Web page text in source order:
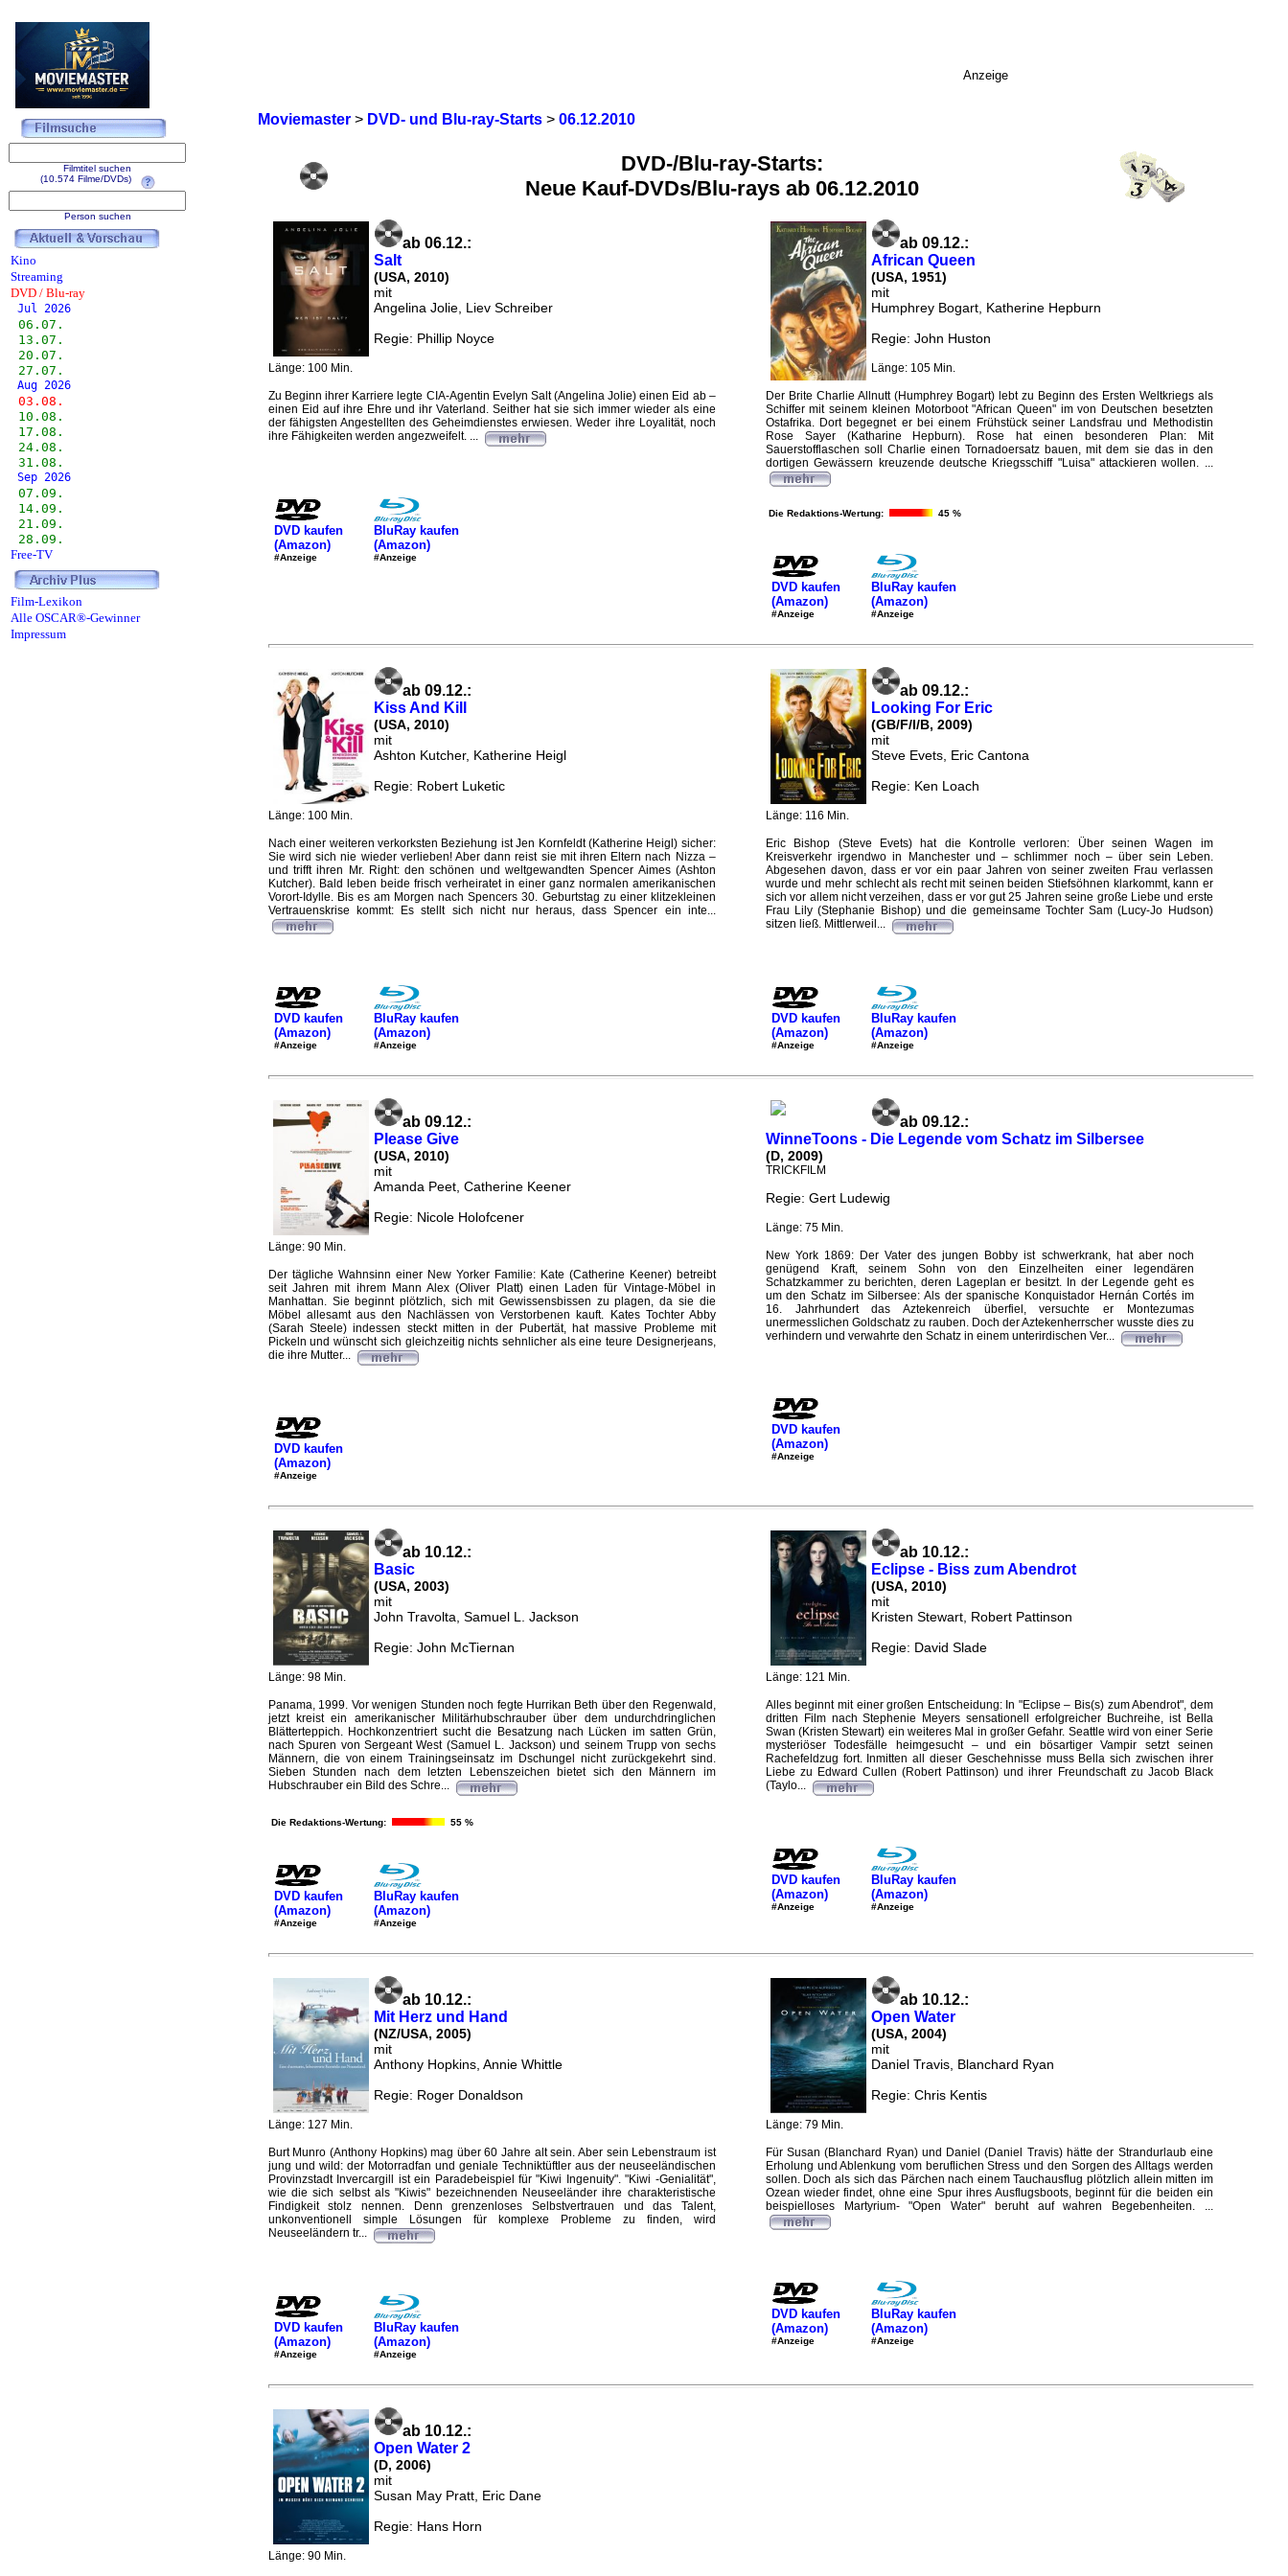
Moviemaster> DVD- und Blu-ray-Starts> 06.12.2010
DVD-/Blu-ray-Starts:
Neue Kauf-DVDs/Blu-rays ab 06.12.2010
ab 06.12.:
Salt
(USA, 2010)
mit
Angelina Jolie, Liev Schreiber
Regie: Phillip Noyce
Länge: 100 Min.
Zu Beginn ihrer Karriere legte CIA-Agentin Evelyn Salt (Angelina Jolie) einen Eid ab –
einen Eid auf ihre Ehre und ihr Vaterland. Seither hat sie sich immer wieder als eine
der fähigsten Angestellten des Geheimdienstes erwiesen. Weder ihre Loyalität, noch
ihre Fähigkeiten werden angezweifelt. ...
DVD kaufen
(Amazon)
#Anzeige
BluRay kaufen
(Amazon)
#Anzeige
ab 09.12.:
African Queen
(USA, 1951)
mit
Humphrey Bogart, Katherine Hepburn
Regie: John Huston
Länge: 105 Min.
Der Brite Charlie Allnutt (Humphrey Bogart) lebt zu Beginn des Ersten Weltkriegs als
Schiffer mit seinem kleinen Motorboot "African Queen" im von Deutschen besetzten
Ostafrika. Dort begegnet er bei einem Frühstück seiner Landsfrau und Methodistin
Rose Sayer (Katharine Hepburn). Rose hat einen besonderen Plan: Mit
Sauerstofflaschen soll Charlie einen Tornadoersatz bauen, mit dem sie das in den
dortigen Gewässern kreuzende deutsche Kriegsschiff "Luisa" attackieren wollen. ...
Die Redaktions-Wertung: 45 %
DVD kaufen
(Amazon)
#Anzeige
BluRay kaufen
(Amazon)
#Anzeige
ab 09.12.:
Kiss And Kill
(USA, 2010)
mit
Ashton Kutcher, Katherine Heigl
Regie: Robert Luketic
Länge: 100 Min.
Nach einer weiteren verkorksten Beziehung ist Jen Kornfeldt (Katherine Heigl) sicher:
Sie wird sich nie wieder verlieben! Aber dann reist sie mit ihren Eltern nach Nizza –
und trifft ihren Mr. Right: den schönen und weltgewandten Spencer Aimes (Ashton
Kutcher). Bald leben beide frisch verheiratet in einer ganz normalen amerikanischen
Vorort-Idylle. Bis es am Morgen nach Spencers 30. Geburtstag zu einer klitzekleinen
Vertrauenskrise kommt: Es stellt sich nicht nur heraus, dass Spencer ein inte...
DVD kaufen
(Amazon)
#Anzeige
BluRay kaufen
(Amazon)
#Anzeige
ab 09.12.:
Looking For Eric
(GB/F/I/B, 2009)
mit
Steve Evets, Eric Cantona
Regie: Ken Loach
Länge: 116 Min.
Eric Bishop (Steve Evets) hat die Kontrolle verloren: Über seinen Wagen im
Kreisverkehr irgendwo in Manchester und – schlimmer noch – über sein Leben.
Abgesehen davon, dass er vor ein paar Jahren von seiner zweiten Frau verlassen
wurde und mehr schlecht als recht mit seinen beiden Stiefsöhnen klarkommt, kann er
sich vor allem nicht verzeihen, dass er vor gut 25 Jahren seine große Liebe und erste
Frau Lily (Stephanie Bishop) und die gemeinsame Tochter Sam (Lucy-Jo Hudson)
sitzen ließ. Mittlerweil...
DVD kaufen
(Amazon)
#Anzeige
BluRay kaufen
(Amazon)
#Anzeige
ab 09.12.:
Please Give
(USA, 2010)
mit
Amanda Peet, Catherine Keener
Regie: Nicole Holofcener
Länge: 90 Min.
Der tägliche Wahnsinn einer New Yorker Familie: Kate (Catherine Keener) betreibt
seit Jahren mit ihrem Mann Alex (Oliver Platt) einen Laden für Vintage-Möbel in
Manhattan. Sie beginnt plötzlich, sich mit Gewissensbissen zu plagen, da sie die
Möbel allesamt aus den Nachlässen von Verstorbenen kauft. Kates Tochter Abby
(Sarah Steele) indessen steckt mitten in der Pubertät, hat massive Probleme mit
Pickeln und wünscht sich gleichzeitig nichts sehnlicher als eine teure Designerjeans,
die ihre Mutter...
DVD kaufen
(Amazon)
#Anzeige
ab 09.12.:
WinneToons - Die Legende vom Schatz im Silbersee
(D, 2009)
TRICKFILM
Regie: Gert Ludewig
Länge: 75 Min.
New York 1869: Der Vater des jungen Bobby ist schwerkrank, hat aber noch
genügend Kraft, seinem Sohn von den Einzelheiten einer legendären
Schatzkammer zu berichten, deren Lageplan er besitzt. In der Legende geht es
um den Schatz im Silbersee: Als der spanische Konquistador Hernán Cortés im
16. Jahrhundert das Aztekenreich überfiel, versuchte er Montezumas
unermesslichen Goldschatz zu rauben. Doch der Aztekenherrscher wusste dies zu
verhindern und verwahrte den Schatz in einem unterirdischen Ver...
DVD kaufen
(Amazon)
#Anzeige
ab 10.12.:
Basic
(USA, 2003)
mit
John Travolta, Samuel L. Jackson
Regie: John McTiernan
Länge: 98 Min.
Panama, 1999. Vor wenigen Stunden noch fegte Hurrikan Beth über den Regenwald,
jetzt kreist ein amerikanischer Militärhubschrauber über dem undurchdringlichen
Blätterteppich. Hochkonzentriert sucht die Besatzung nach Lücken im satten Grün,
nach Spuren von Sergeant West (Samuel L. Jackson) und seinem Trupp von sechs
Männern, die von einem Trainingseinsatz im Dschungel nicht zurückgekehrt sind.
Sieben Stunden nach dem letzten Lebenszeichen bietet sich den Männern im
Hubschrauber ein Bild des Schre...
Die Redaktions-Wertung: 55 %
DVD kaufen
(Amazon)
#Anzeige
BluRay kaufen
(Amazon)
#Anzeige
ab 10.12.:
Eclipse - Biss zum Abendrot
(USA, 2010)
mit
Kristen Stewart, Robert Pattinson
Regie: David Slade
Länge: 121 Min.
Alles beginnt mit einer großen Entscheidung: In "Eclipse – Bis(s) zum Abendrot", dem
dritten Film nach Stephenie Meyers sensationell erfolgreicher Buchreihe, ist Bella
Swan (Kristen Stewart) ein weiteres Mal in großer Gefahr. Seattle wird von einer Serie
mysteriöser Todesfälle heimgesucht – und ein bösartiger Vampir setzt seinen
Rachefeldzug fort. Inmitten all dieser Geschehnisse muss Bella sich zwischen ihrer
Liebe zu Edward Cullen (Robert Pattinson) und ihrer Freundschaft zu Jacob Black
(Taylo...
DVD kaufen
(Amazon)
#Anzeige
BluRay kaufen
(Amazon)
#Anzeige
ab 10.12.:
Mit Herz und Hand
(NZ/USA, 2005)
mit
Anthony Hopkins, Annie Whittle
Regie: Roger Donaldson
Länge: 127 Min.
Burt Munro (Anthony Hopkins) mag über 60 Jahre alt sein. Aber sein Lebenstraum ist
jung und wild: der Motorradfan und geniale Techniktüftler aus der neuseeländischen
Provinzstadt Invercargill ist ein Paradebeispiel für "Kiwi Ingenuity". "Kiwi -Genialität",
wie die sich selbst als "Kiwis" bezeichnenden Neuseeländer ihre charakteristische
Findigkeit stolz nennen. Denn grenzenloses Selbstvertrauen und das Talent,
unkonventionell simple Lösungen für komplexe Probleme zu finden, wird
Neuseeländern tr...
DVD kaufen
(Amazon)
#Anzeige
BluRay kaufen
(Amazon)
#Anzeige
ab 10.12.:
Open Water
(USA, 2004)
mit
Daniel Travis, Blanchard Ryan
Regie: Chris Kentis
Länge: 79 Min.
Für Susan (Blanchard Ryan) und Daniel (Daniel Travis) hätte der Strandurlaub eine
Erholung und Ablenkung vom beruflichen Stress und den Sorgen des Alltags werden
sollen. Doch als sich das Pärchen nach einem Tauchausflug plötzlich allein mitten im
Ozean wieder findet, ohne eine Spur ihres Ausflugsboots, beginnt für die beiden ein
beispielloses Martyrium- "Open Water" beruht auf wahren Begebenheiten. ...
DVD kaufen
(Amazon)
#Anzeige
BluRay kaufen
(Amazon)
#Anzeige
ab 10.12.:
Open Water 2
(D, 2006)
mit
Susan May Pratt, Eric Dane
Regie: Hans Horn
Länge: 90 Min.
Anzeige
Filmtitel suchen
(10.574 Filme/DVDs)
Person suchen
Kino
Streaming
DVD / Blu-ray
Jul 2026
06.07.
13.07.
20.07.
27.07.
Aug 2026
03.08.
10.08.
17.08.
24.08.
31.08.
Sep 2026
07.09.
14.09.
21.09.
28.09.
Free-TV
Film-Lexikon
Alle OSCAR®-Gewinner
Impressum